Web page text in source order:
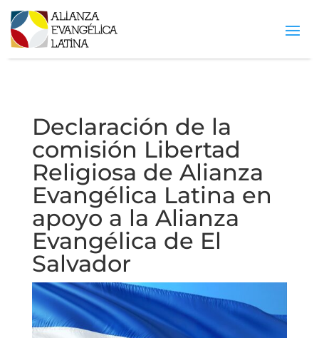
Declaración de la
comisión Libertad
Religiosa de Alianza
Evangélica Latina en
apoyo a la Alianza
Evangélica de El
Salvador